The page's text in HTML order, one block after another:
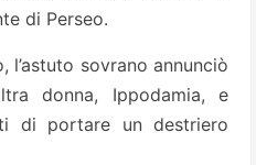
di Perseo.
l’astuto sovrano annunciò
donna, Ippodamia, e
di portare un destriero